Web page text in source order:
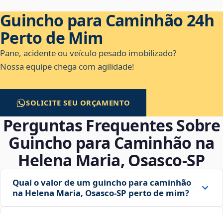
Guincho para Caminhão 24h
Perto de Mim
Pane, acidente ou veículo pesado imobilizado?
Nossa equipe chega com agilidade!
SOLICITE SEU ORÇAMENTO
Perguntas Frequentes Sobre
Guincho para Caminhão na
Helena Maria, Osasco‑SP
Qual o valor de um guincho para caminhão
na Helena Maria, Osasco‑SP perto de mim?